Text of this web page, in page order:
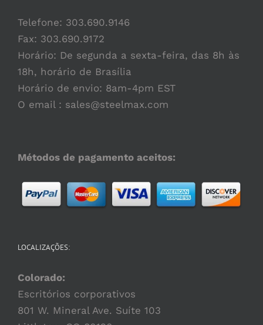
Telefone: 303.690.9146
Fax: 303.690.9172
Horário: De segunda a sexta-feira, das 8h às
18h, horário de Brasília
Horário de envio: 8am-4pm EST
O email : sales@steelmax.com
Métodos de pagamento aceitos:
LOCALIZAÇÕES:
Colorado:
Escritórios corporativos
801 W. Mineral Ave. Suíte 103